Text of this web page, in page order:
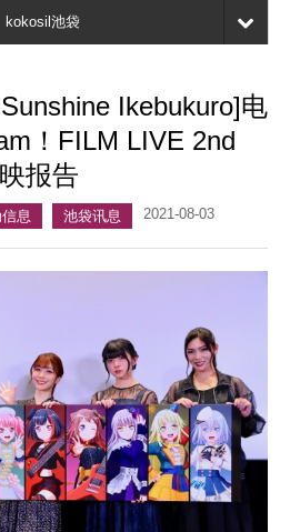
kokosil池袋
Ikebukuro]电
！FILM LIVE 2nd
报告
息 池袋讯息 2021-08-03